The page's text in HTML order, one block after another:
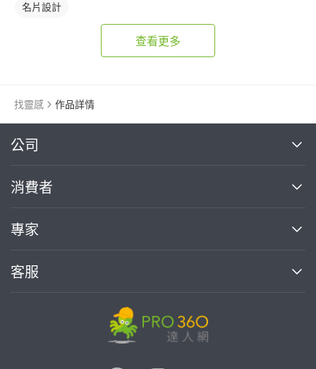
名片設計
查看更多
找靈感 作品詳情
公司
關於我們
部落格
加入我們
消費者
買服務
熱門服務
專家
案件中心
客服
繼續完成